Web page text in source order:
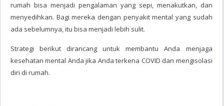
rumah bisa menjadi pengalaman yang sepi, menakutkan, dan
menyedihkan. Bagi mereka dengan penyakit mental yang sudah
ada sebelumnya, itu bisa menjadi lebih sulit.
Strategi berikut dirancang untuk membantu Anda menjaga
kesehatan mental Anda jika Anda terkena COVID dan mengisolasi
diri di rumah.